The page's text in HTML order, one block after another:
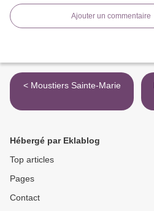
Ajouter un commentaire
< Moustiers Sainte-Marie
Hébergé par Eklablog
Top articles
Pages
Contact